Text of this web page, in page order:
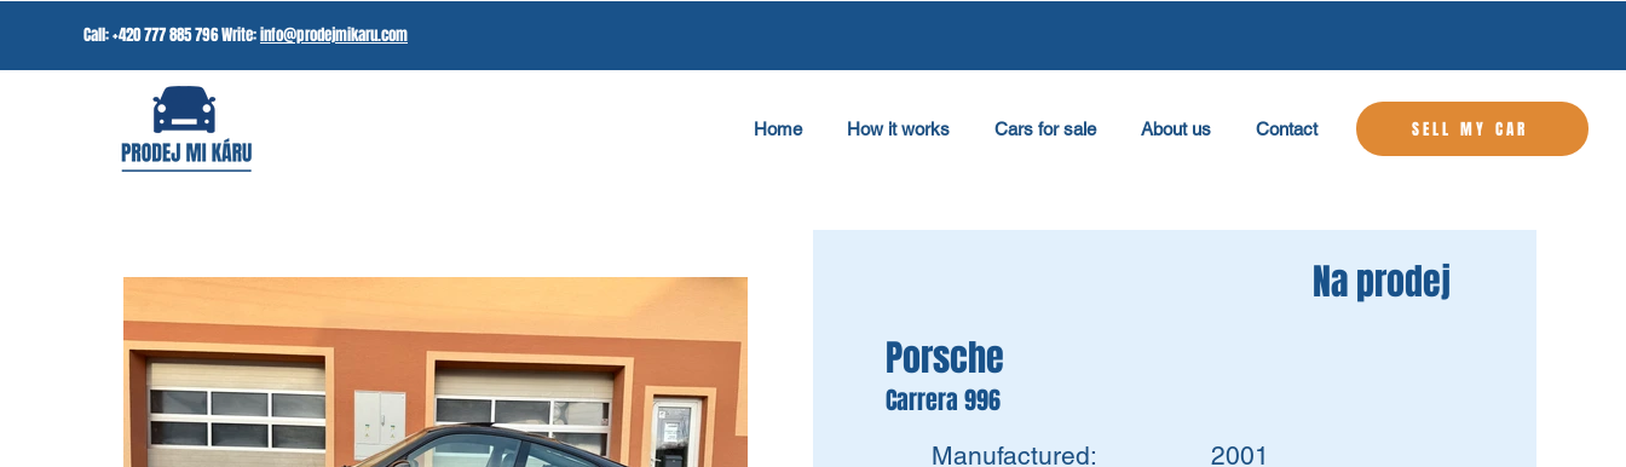
Home How it works Cars for sale About us Contact SELL MY CAR
Call: +420 777 885 796 Write:info@prodejmikaru.com
Na prodej
Porsche
Carrera 996
Manufactured:
2001